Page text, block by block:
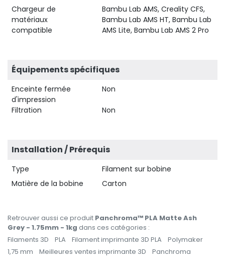
Chargeur de
matériaux
compatible
Bambu Lab AMS, Creality CFS,
Bambu Lab AMS HT, Bambu Lab
AMS Lite, Bambu Lab AMS 2 Pro
Équipements spécifiques
Enceinte fermée
d'impression
Non
Filtration Non
Installation / Prérequis
Type
Filament sur bobine
Matière de la bobine
Carton
Retrouver aussi ce produit Panchroma™ PLA Matte Ash
Grey - 1.75mm - 1kg dans ces catégories :
Filaments 3D
PLA Filament imprimante 3D PLA
Polymaker
1,75 mm
Meilleures ventes imprimante 3D Panchroma